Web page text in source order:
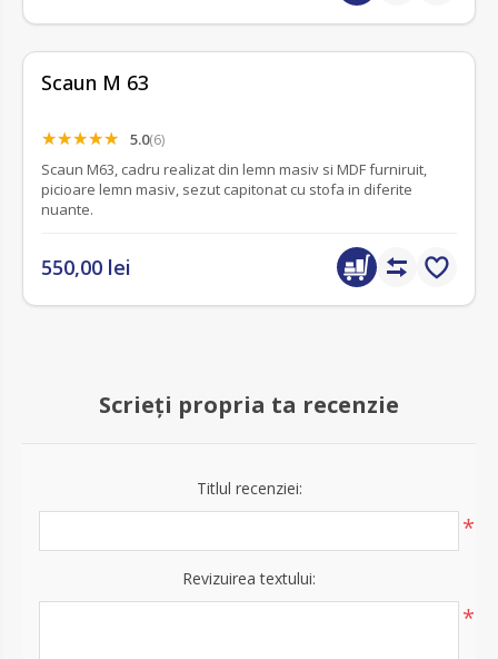
Scaun M 63
5.0(6)
Scaun M63, cadru realizat din lemn masiv si MDF furniruit,
picioare lemn masiv, sezut capitonat cu stofa in diferite
nuante.
550,00 lei
Scrieți propria ta recenzie
Titlul recenziei:
*
Revizuirea textului:
*